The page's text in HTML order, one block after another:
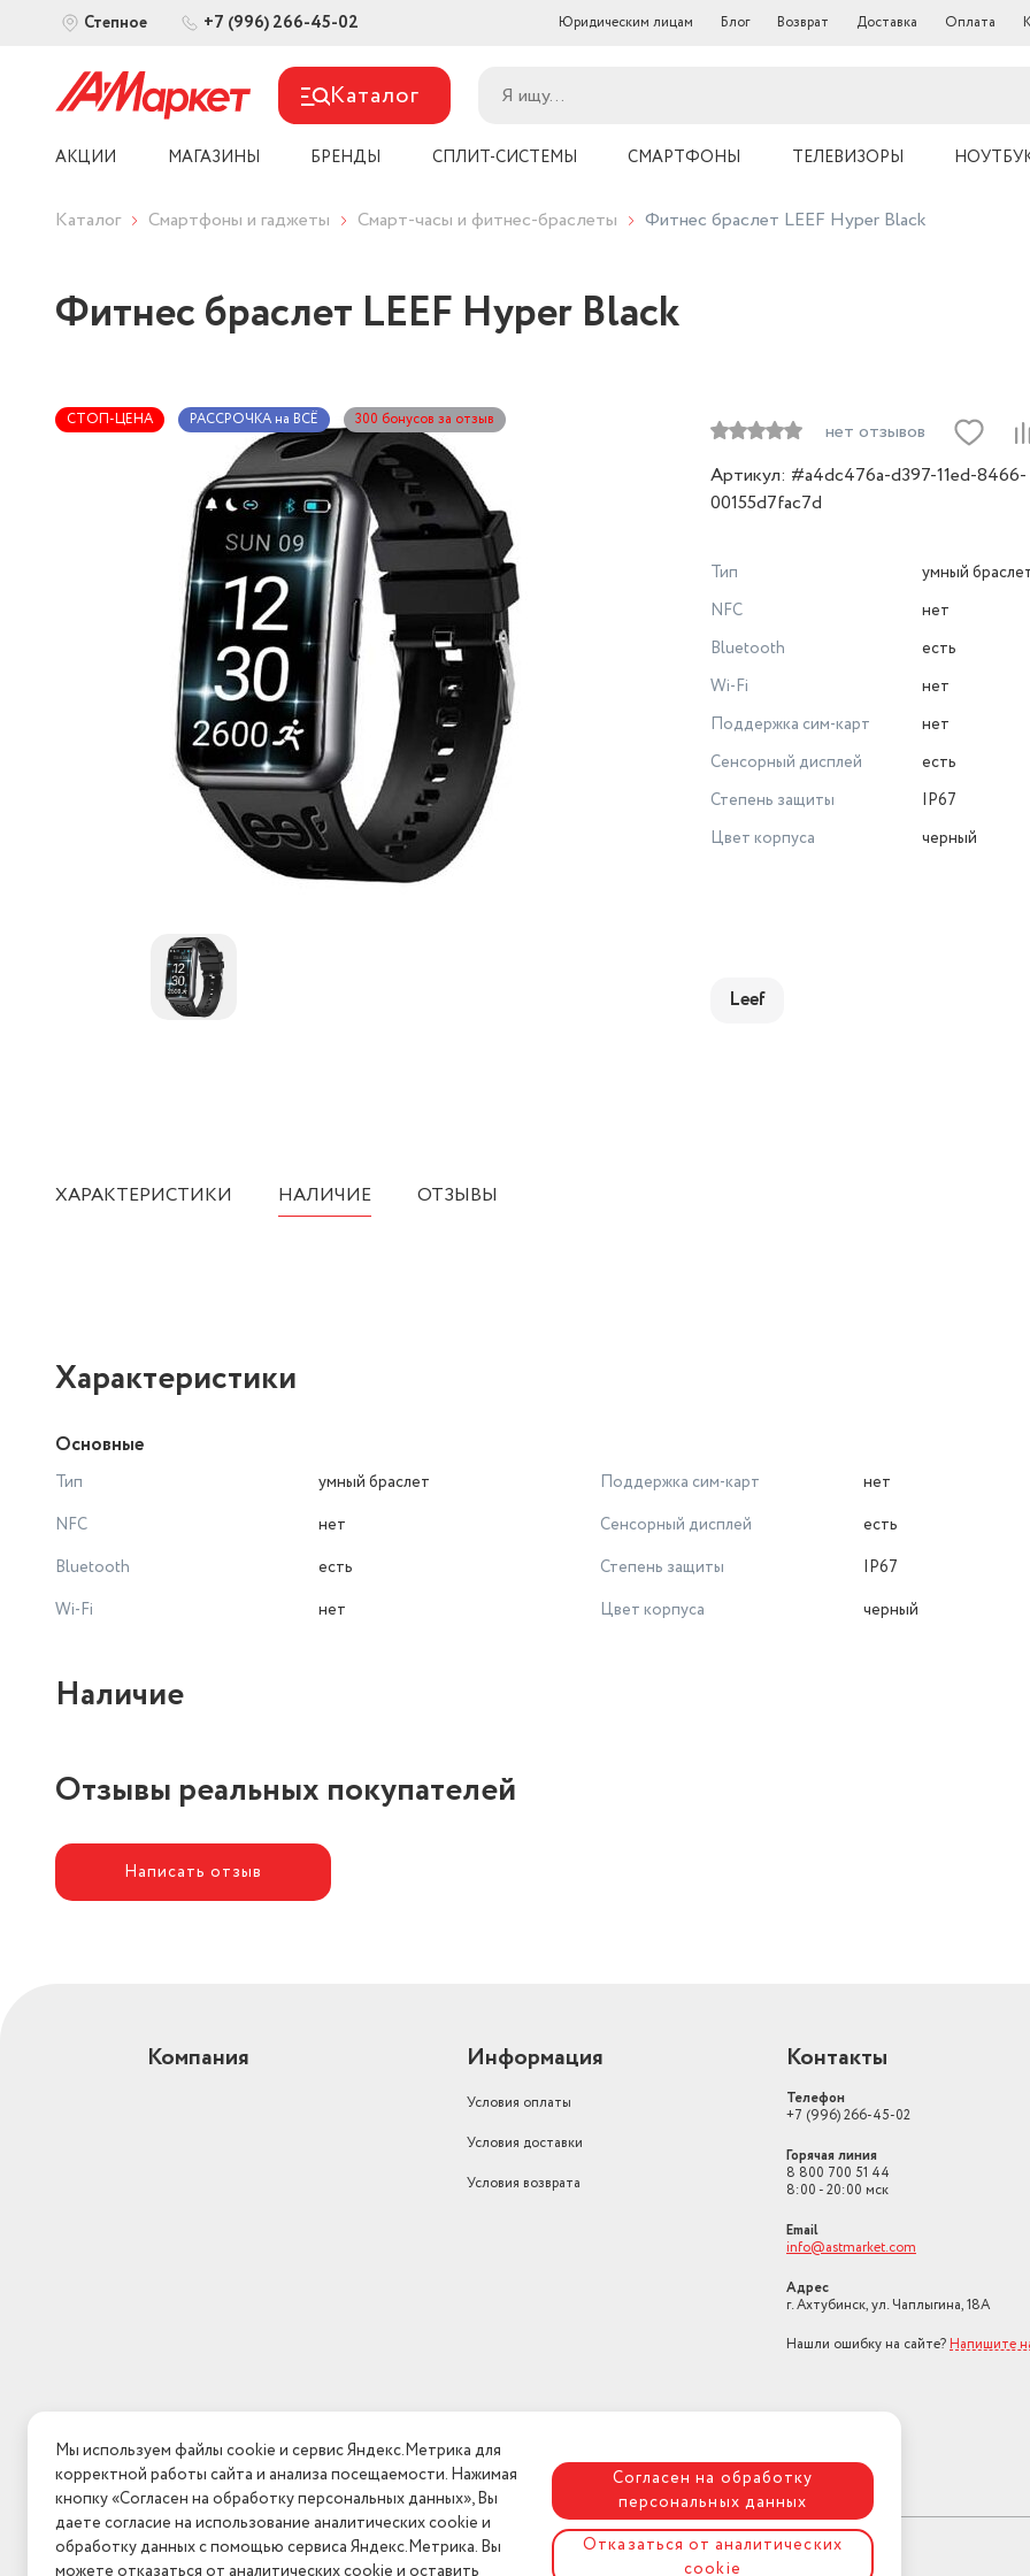
Степное +7 (996) 266-45-02 Юридическим лицам Блог Возврат Доставка Оплата
Каталог
АКЦИИ МАГАЗИНЫ БРЕНДЫ СПЛИТ-СИСТЕМЫ СМАРТФОНЫ ТЕЛЕВИЗОРЫ
Каталог Смартфоны и гаджеты Смарт-часы и фитнес-браслеты Фитнес браслет LEEF Hyper Black
Фитнес браслет LEEF Hyper Black
СТОП-ЦЕНА РАССРОЧКА на ВСЁ 300 бонусов за отзыв
нет отзывов
Артикул: #a4dc476a-d397-11ed-8466-
00155d7fac7d
Тип
умный
NFC
нет
Bluetooth
есть
Wi-Fi
нет
Поддержка сим-карт
нет
Сенсорный дисплей
есть
Степень защиты
IP67
Цвет корпуса
черный
Leef
ХАРАКТЕРИСТИКИ НАЛИЧИЕ ОТЗЫВЫ
Характеристики
Основные
Тип
умный браслет
NFC
нет
Bluetooth
есть
Wi-Fi
нет
Поддержка сим-карт
нет
Сенсорный дисплей
есть
Степень защиты
IP67
Цвет корпуса
черный
Наличие
Отзывы реальных покупателей
Написать отзыв
Компания Информация
Условия оплаты
Условия доставки
Условия возврата
Контакты
Телефон
+7 (996) 266-45-02
Горячая линия
8 800 700 51 44
8:00 - 20:00 мск
Email
info@astmarket.com
Адрес
г. Ахтубинск, ул. Чаплыгина, 18А
Нашли ошибку на сайте? Напишите
Мы используем файлы cookie и сервис Яндекс.Метрика для
корректной работы сайта и анализа посещаемости. Нажимая
кнопку «Согласен на обработку персональных данных», Вы
даете согласие на использование аналитических cookie и
обработку данных с помощью сервиса Яндекс.Метрика. Вы
можете отказаться от аналитических cookie и оставить
Согласен на обработку
персональных данных
Отказаться от аналитических
cookie